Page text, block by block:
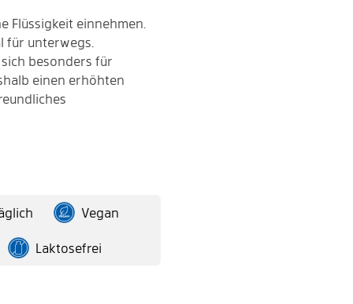
Flüssigkeit einnehmen.
für unterwegs.
besonders für
einen erhöhten
Vegan
Laktosefrei